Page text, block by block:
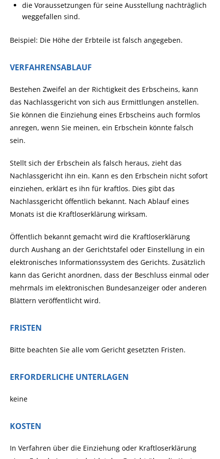
die Voraussetzungen für seine Ausstellung nachträglich
weggefallen sind.
Beispiel: Die Höhe der Erbteile ist falsch angegeben.
VERFAHRENSABLAUF
Bestehen Zweifel an der Richtigkeit des Erbscheins, kann
das Nachlassgericht von sich aus Ermittlungen anstellen.
Sie können die Einziehung eines Erbscheins auch formlos
anregen, wenn Sie meinen, ein Erbschein könnte falsch
sein.
Stellt sich der Erbschein als falsch heraus, zieht das
Nachlassgericht ihn ein. Kann es den Erbschein nicht sofort
einziehen, erklärt es ihn für kraftlos. Dies gibt das
Nachlassgericht öffentlich bekannt. Nach Ablauf eines
Monats ist die Kraftloserklärung wirksam.
Öffentlich bekannt gemacht wird die Kraftloserklärung
durch Aushang an der Gerichtstafel oder Einstellung in ein
elektronisches Informationssystem des Gerichts. Zusätzlich
kann das Gericht anordnen, dass der Beschluss einmal oder
mehrmals im elektronischen Bundesanzeiger oder anderen
Blättern veröffentlicht wird.
FRISTEN
Bitte beachten Sie alle vom Gericht gesetzten Fristen.
ERFORDERLICHE UNTERLAGEN
keine
KOSTEN
In Verfahren über die Einziehung oder Kraftloserklärung